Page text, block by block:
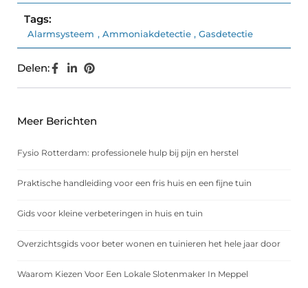
Tags:
Alarmsysteem , Ammoniakdetectie , Gasdetectie
Delen:
Meer Berichten
Fysio Rotterdam: professionele hulp bij pijn en herstel
Praktische handleiding voor een fris huis en een fijne tuin
Gids voor kleine verbeteringen in huis en tuin
Overzichtsgids voor beter wonen en tuinieren het hele jaar door
Waarom Kiezen Voor Een Lokale Slotenmaker In Meppel